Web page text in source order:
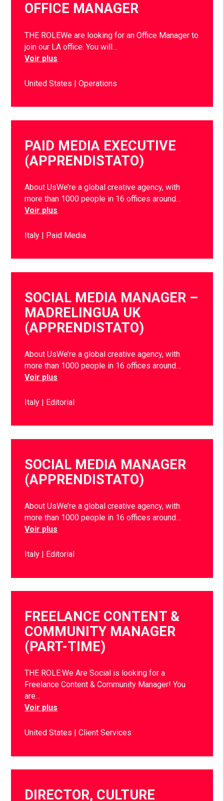
OFFICE MANAGER
THE ROLEWe are looking for an Office Manager to
join our LA office. You will…
Voir plus
United States Operations
PAID MEDIA EXECUTIVE
(APPRENDISTATO)
About UsWe’re a global creative agency, with
more than 1000 people in 16 offices around…
Voir plus
Italy Paid Media
SOCIAL MEDIA MANAGER –
MADRELINGUA UK
(APPRENDISTATO)
About UsWe’re a global creative agency, with
more than 1000 people in 16 offices around…
Voir plus
Italy Editorial
SOCIAL MEDIA MANAGER
(APPRENDISTATO)
About UsWe’re a global creative agency, with
more than 1000 people in 16 offices around…
Voir plus
Italy Editorial
FREELANCE CONTENT &
COMMUNITY MANAGER
(PART-TIME)
THE ROLE:We Are Social is looking for a
Freelance Content & Community Manager! You
are…
Voir plus
United States Client Services
DIRECTOR, CULTURE